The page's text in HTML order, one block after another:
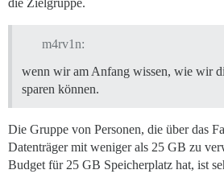
die Zielgruppe.
m4rv1n:
wenn wir am Anfang wissen, wie wir
sparen können.
Die Gruppe von Personen, die über das
Datenträger mit weniger als 25 GB zu
Budget für 25 GB Speicherplatz hat, ist